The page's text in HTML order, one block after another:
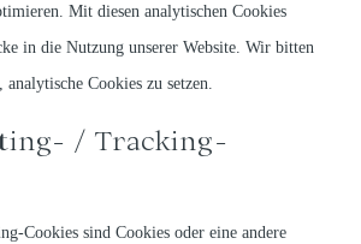
Mit diesen analytischen Cookies
in die Nutzung unserer Website. Wir bitten
Cookies zu setzen.
/ Tracking-
Cookies sind Cookies oder eine andere